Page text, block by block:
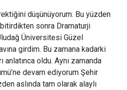
düşünüyorum. Bu yüzden
sonra Dramaturji
Üniversitesi Güzel
girdim. Bu zamana kadarki
oldu. Aynı zamanda
devam ediyorum Şehir
aslında tam olarak alaylı